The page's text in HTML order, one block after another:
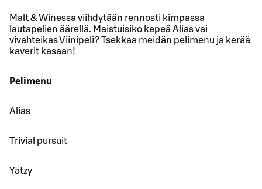
Malt & Winessa viihdytään rennosti kimpassa
lautapelien äärellä. Maistuisiko kepeä Alias vai
vivahteikas Viinipeli? Tsekkaa meidän pelimenu ja kerää
kaverit kasaan!
Pelimenu
Alias
Trivial pursuit
Yatzy